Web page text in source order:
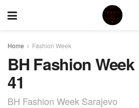
Home Fashion Week
BH Fashion
41
BH Fashion Week Sarajevo